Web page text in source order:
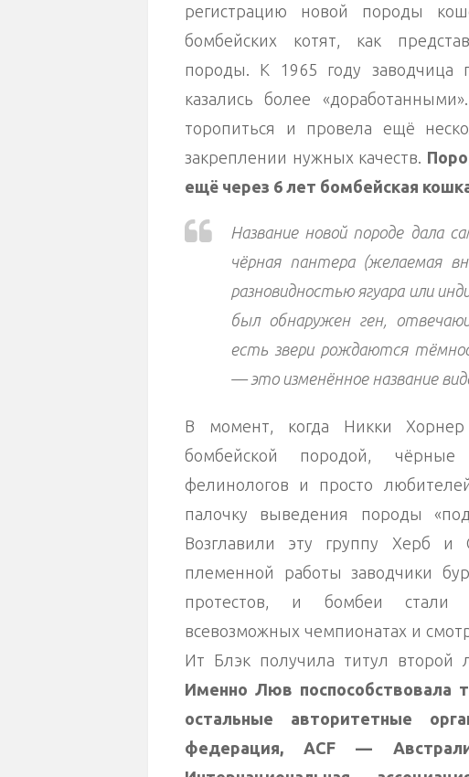
регистрацию новой породы
бомбейских котят, как
породы. К 1965 году заводчица
казались более
торопиться и провела ещё
закреплении нужных качеств.
ещё через 6 лет бомбейская
Название новой породе дала
чёрная пантера (желаемая
разновидностью ягуара или
был обнаружен ген,
есть звери рождаются
— это изменённое название
В момент, когда Никки
бомбейской породой,
фелинологов и просто
палочку выведения породы
Возглавили эту группу Херб
племенной работы заводчики
протестов, и бомбеи стали
всевозможных чемпионатах и
Ит Блэк получила титул второй
Именно Люв поспособствовала
остальные авторитетные
федерация, ACF —